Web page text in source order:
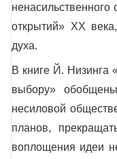
открытий» XX
духа.
В книге Й. Низинга
выбору»
несиловой
планов,
воплощения идеи